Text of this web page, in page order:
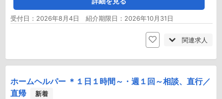
受付日：2026年8月4日 紹介期限日：2026年10月31日
関連求人
ホームヘルパー ＊１日１時間～・週１回～相談、直行／
直帰
新着